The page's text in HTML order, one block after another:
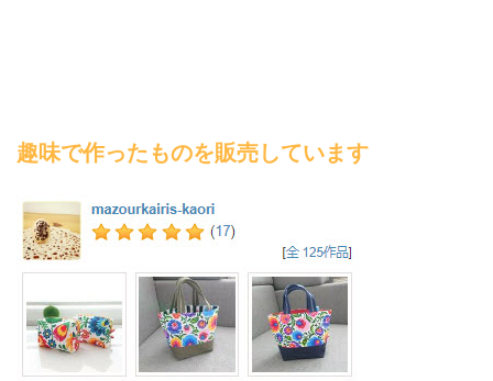
趣味で作ったものを販売しています